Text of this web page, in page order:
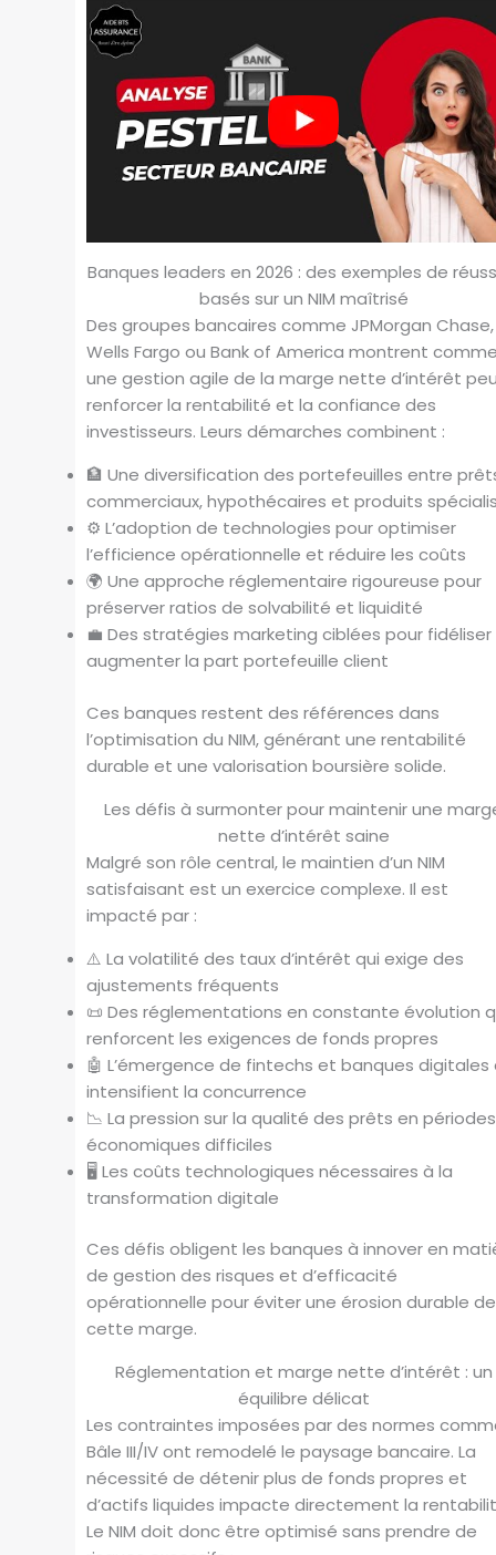
Banques leaders en 2026 : des exemples de
basés sur un NIM maîtrisé
Des groupes bancaires comme JPMorgan Chase,
Wells Fargo ou Bank of America montrent
une gestion agile de la marge nette d’intérêt
renforcer la rentabilité et la confiance des
investisseurs. Leurs démarches combinent :
🏦 Une diversification des portefeuilles entre
commerciaux, hypothécaires et produits
⚙️ L’adoption de technologies pour optimiser
l’efficience opérationnelle et réduire les coûts
🌍 Une approche réglementaire rigoureuse pour
préserver ratios de solvabilité et liquidité
💼 Des stratégies marketing ciblées pour
augmenter la part portefeuille client
Ces banques restent des références dans
l’optimisation du NIM, générant une rentabilité
durable et une valorisation boursière solide.
Les défis à surmonter pour maintenir une
nette d’intérêt saine
Malgré son rôle central, le maintien d’un NIM
satisfaisant est un exercice complexe. Il est
impacté par :
⚠️ La volatilité des taux d’intérêt qui exige des
ajustements fréquents
📜 Des réglementations en constante évolution
renforcent les exigences de fonds propres
🤖 L’émergence de fintechs et banques digitales
intensifient la concurrence
📉 La pression sur la qualité des prêts en périodes
économiques difficiles
🖥️ Les coûts technologiques nécessaires à la
transformation digitale
Ces défis obligent les banques à innover en
de gestion des risques et d’efficacité
opérationnelle pour éviter une érosion durable de
cette marge.
Réglementation et marge nette d’intérêt : un
équilibre délicat
Les contraintes imposées par des normes
Bâle III/IV ont remodelé le paysage bancaire. La
nécessité de détenir plus de fonds propres et
d’actifs liquides impacte directement la
Le NIM doit donc être optimisé sans prendre de